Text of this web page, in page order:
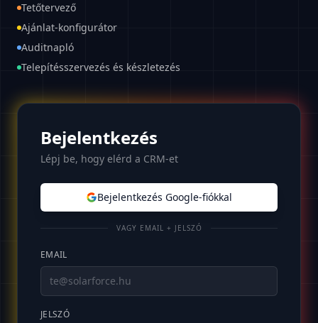
Tetőtervező
Ajánlat-konfigurátor
Auditnapló
Telepítésszervezés és készletezés
Bejelentkezés
Lépj be, hogy elérd a CRM-et
Bejelentkezés Google-fiókkal
VAGY EMAIL + JELSZÓ
EMAIL
JELSZÓ